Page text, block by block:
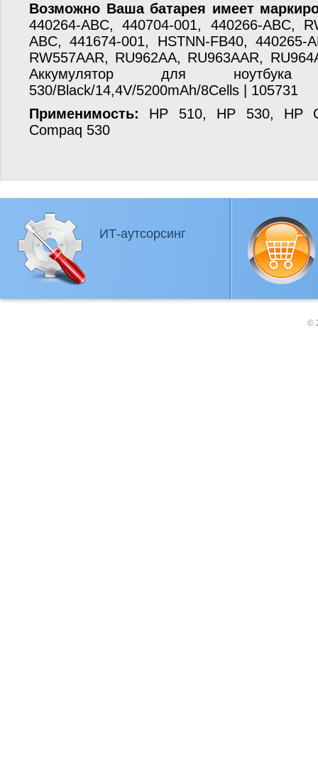
Возможно Ваша батарея имеет
440264-ABC, 440704-001, 440266-ABC,
ABC, 441674-001, HSTNN-FB40, 440265-
RW557AAR, RU962AA, RU963AAR,
Аккумулятор для
530/Black/14,4V/5200mAh/8Cells | 105731
Применимость: HP 510, HP 530, HP
Compaq 530
ИТ-аутсорсинг
©